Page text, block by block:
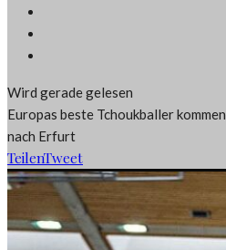
Wird gerade gelesen
Europas beste Tchoukballer
nach Erfurt
TeilenTweet